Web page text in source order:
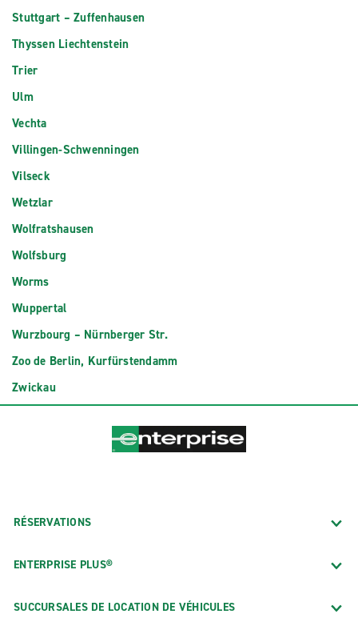
Stuttgart – Zuffenhausen
Thyssen Liechtenstein
Trier
Ulm
Vechta
Villingen-Schwenningen
Vilseck
Wetzlar
Wolfratshausen
Wolfsburg
Worms
Wuppertal
Wurzbourg – Nürnberger Str.
Zoo de Berlin, Kurfürstendamm
Zwickau
RÉSERVATIONS
ENTERPRISE PLUS®
SUCCURSALES DE LOCATION DE VÉHICULES